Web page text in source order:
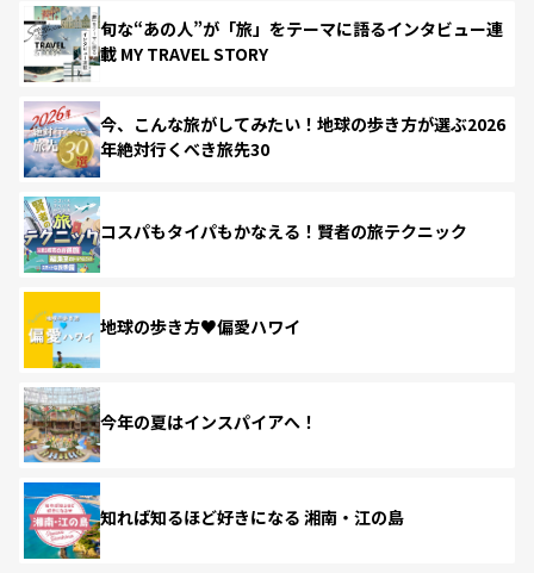
旬な“あの人”が「旅」をテーマに語るインタビュー連
載 MY TRAVEL STORY
今、こんな旅がしてみたい！地球の歩き方が選ぶ2026
年絶対行くべき旅先30
コスパもタイパもかなえる！賢者の旅テクニック
地球の歩き方♥偏愛ハワイ
今年の夏はインスパイアへ！
知れば知るほど好きになる 湘南・江の島